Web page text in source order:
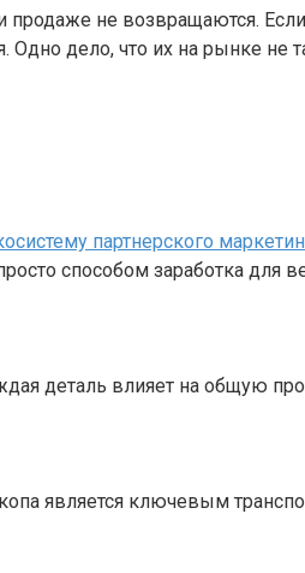
не возвращаются.
Одно дело, что их на рынке
партнерского
способом заработка для
деталь влияет на общую
является ключевым